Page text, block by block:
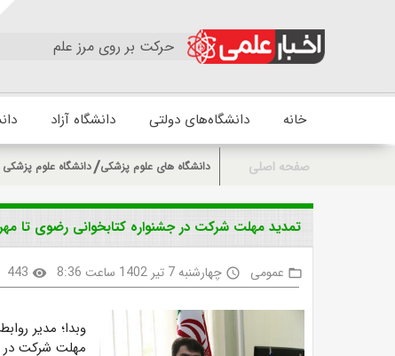
حرکت بر روی مرز علم
خانه دانشگاه‌های دولتی دانشگاه آزاد
صفحه اصلی دانشگاه های علوم پزشکی دانشگاه علوم پزشکی
تمدید مهلت شرکت در جشنواره کتابخوانی رضوی تا
folder_open عمومی access_time چهارشنبه 7 تیر 1402 ساعت 8:36 visibility
443
وبدا؛ مدیر